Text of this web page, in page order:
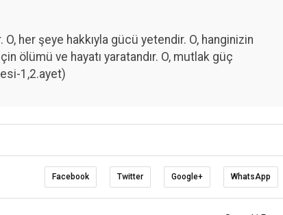
her şeye hakkıyla gücü yetendir. O, hanginizin
ölümü ve hayatı yaratandır. O, mutlak güç
1,2.ayet)
Facebook Twitter Google+ WhatsApp